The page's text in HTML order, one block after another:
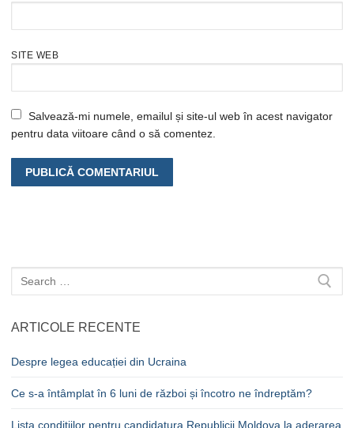
SITE WEB
Salvează-mi numele, emailul și site-ul web în acest navigator
pentru data viitoare când o să comentez.
Caută
după:
ARTICOLE RECENTE
Despre legea educației din Ucraina
Ce s-a întâmplat în 6 luni de război și încotro ne îndreptăm?
Lista condițiilor pentru candidatura Republicii Moldova la aderarea